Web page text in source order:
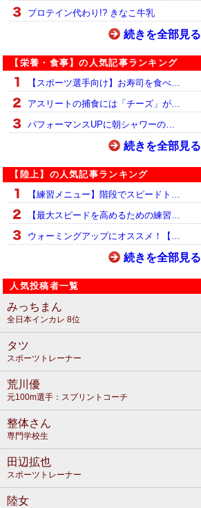
プロテイン代わり!? きなこ牛乳
続きを全部見る
【栄養・食事】の人気記事ランキング
【スポーツ選手向け】お寿司を食べ…
アスリートの捕食には「チーズ」が…
パフォーマンスUPに朝シャワーの…
続きを全部見る
【陸上】の人気記事ランキング
【練習メニュー】階段でスピードト…
【最大スピードを高めるための練習…
ウォーミングアップにオススメ！【…
続きを全部見る
人気投稿者一覧
みっちまん
全日本インカレ 8位
タツ
スポーツトレーナー
荒川優
元100m選手：スプリントコーチ
整体さん
専門学校生
田辺拡也
スポーツトレーナー
陸女